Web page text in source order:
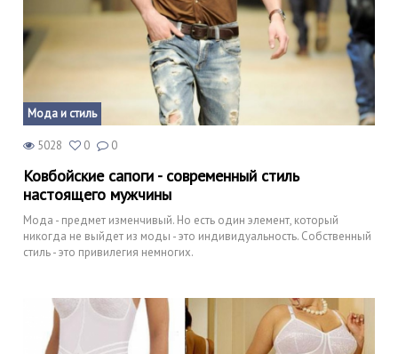
Мода и стиль
5028 0 0
Ковбойские сапоги - современный стиль
настоящего мужчины
Мода - предмет изменчивый. Но есть один элемент, который
никогда не выйдет из моды - это индивидуальность. Собственный
стиль - это привилегия немногих.